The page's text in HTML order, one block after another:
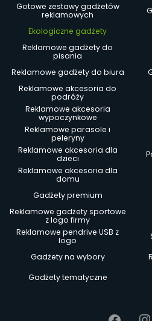
Gotowe zestawy gadżetów
reklamowych
Ekologiczne gadżety
Reklamowe gadżety do
pisania
Reklamowe gadżety do biura
Reklamowe akcesoria do
podróży
Reklamowe akcesoria
wypoczynkowe
Reklamowe parasole i
peleryny
Reklamowe akcesoria dla
dzieci
Reklamowe akcesoria dla
domu
Gadżety premium
Reklamowe gadżety sportowe
z logo firmy
Reklamowe pendrive USB z
logo
Gadżety na wybory
Gadżety tematyczne